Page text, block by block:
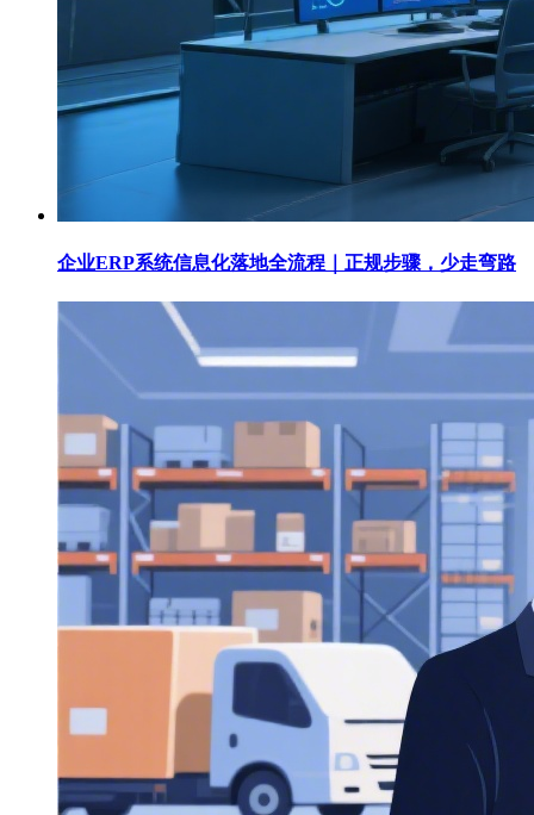
企业ERP系统信息化落地全流程｜正规步骤，少走弯路